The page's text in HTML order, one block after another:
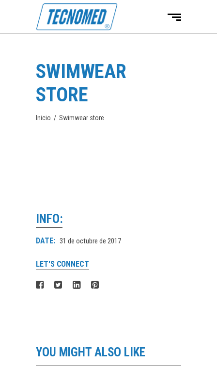
SWIMWEAR
STORE
Inicio / Swimwear store
INFO:
DATE: 31 de octubre de 2017
LET'S CONNECT
YOU MIGHT ALSO LIKE